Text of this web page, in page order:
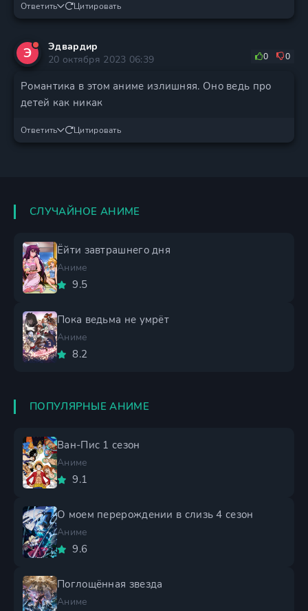
Ответить Цитировать
Э
Эдвардир
20 октября 2023 06:39
0 0
Романтика в этом аниме излишняя. Оно ведь про
детей как никак
Ответить Цитировать
СЛУЧАЙНОЕ АНИМЕ
Ёйти завтрашнего дня
Аниме
9.5
Пока ведьма не умрёт
Аниме
8.2
ПОПУЛЯРНЫЕ АНИМЕ
Ван-Пис 1 сезон
Аниме
9.1
О моем перерождении в слизь 4 сезон
Аниме
9.6
Поглощённая звезда
Аниме